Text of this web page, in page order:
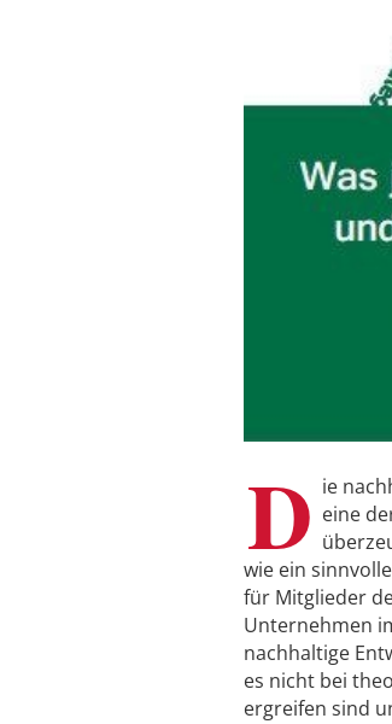
D ie
eine
wie ein
für Mitglieder
Unternehmen
nachhaltige
es nicht bei
ergreifen sind